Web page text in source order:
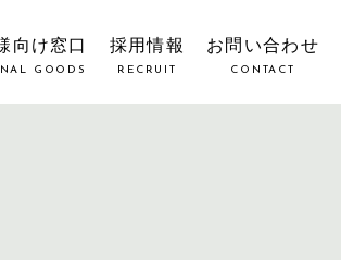
向け窓口
GOODS
採用情報
RECRUIT
お問い合わせ
CONTACT